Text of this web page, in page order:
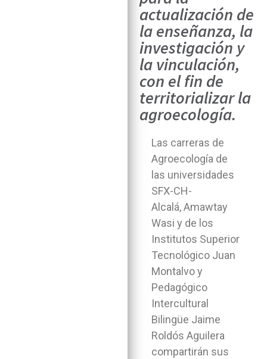
actualización de
la enseñanza, la
investigación y
la vinculación,
con el fin de
territorializar la
agroecología.
Las carreras de
Agroecología de
las universidades
SFX-CH-
Alcalá, Amawtay
Wasi y de los
Institutos Superior
Tecnológico Juan
Montalvo y
Pedagógico
Intercultural
Bilingüe Jaime
Roldós Aguilera
compartirán sus